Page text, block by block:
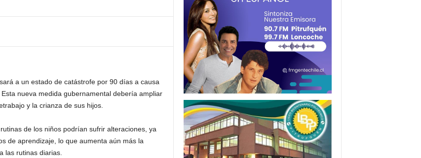
a un estado de catástrofe por 90 días a causa
nueva medida gubernamental debería ampliar
y la crianza de sus hijos.
de los niños podrían sufrir alteraciones, ya
de aprendizaje, lo que aumenta aún más la
las rutinas diarias.